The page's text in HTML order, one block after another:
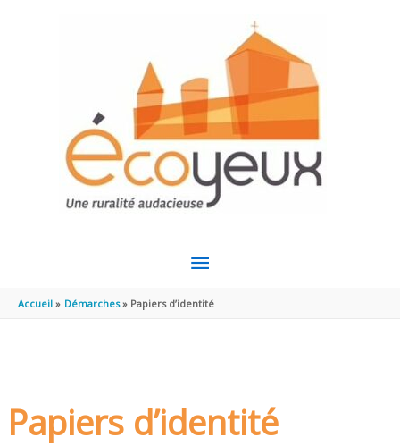
MENU
PRINCIPAL
Accueil Démarches Papiers d’identité
Papiers d’identité